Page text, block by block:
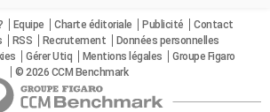
Equipe Charte éditoriale Publicité
Contact
RSS Recrutement
Données personnelles
Gérer Utiq Mentions légales
Groupe Figaro
© 2026 CCM Benchmark